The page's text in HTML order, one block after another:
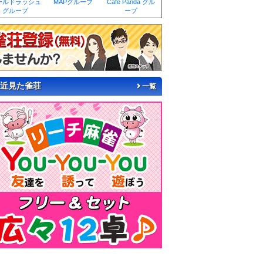
グループ
ープ
見た雀荘 一覧